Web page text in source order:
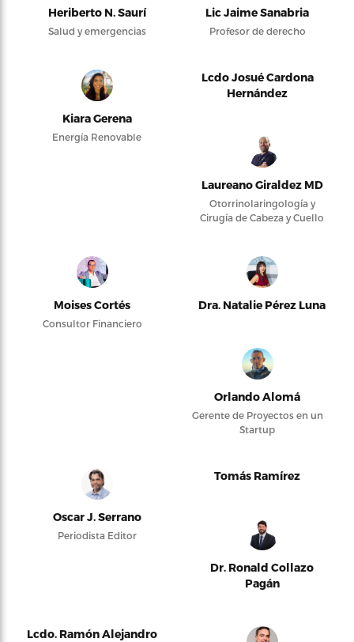
Heriberto N. Saurí
Salud y emergencias
Lic Jaime Sanabria
Profesor de derecho
Kiara Gerena
Energía Renovable
Lcdo Josué Cardona
Hernández
Laureano Giraldez MD
Otorrinolaringología y
Cirugía de Cabeza y Cuello
Moises Cortés
Consultor Financiero
Dra. Natalie Pérez Luna
Orlando Alomá
Gerente de Proyectos en un
Startup
Oscar J. Serrano
Periodista Editor
Tomás Ramírez
Dr. Ronald Collazo
Pagán
Lcdo. Ramón Alejandro